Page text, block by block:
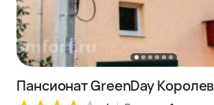
Пансионат GreenDay Королев